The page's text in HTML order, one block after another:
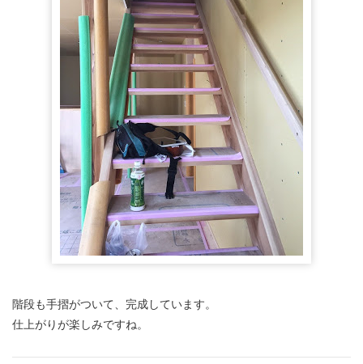
階段も手摺がついて、完成しています。
仕上がりが楽しみですね。